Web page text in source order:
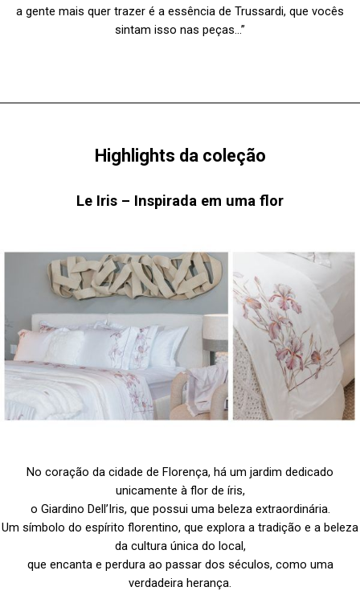
a gente mais quer trazer é a essência de Trussardi, que vocês
sintam isso nas peças…”
Highlights da coleção
Le Iris – Inspirada em uma flor
No coração da cidade de Florença, há um jardim dedicado
unicamente à flor de íris,
o Giardino Dell’Iris, que possui uma beleza extraordinária.
Um símbolo do espírito florentino, que explora a tradição e a beleza
da cultura única do local,
que encanta e perdura ao passar dos séculos, como uma
verdadeira herança.